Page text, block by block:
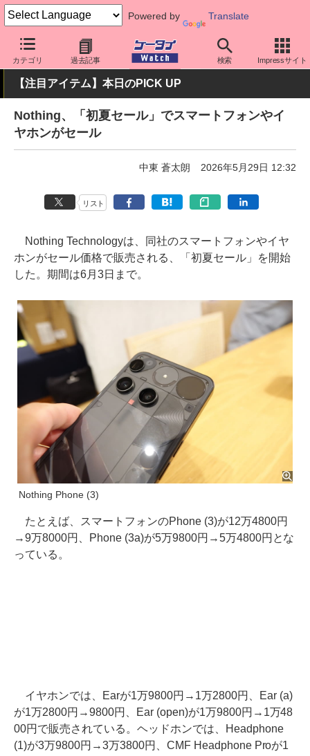
Powered by Translate
カテゴリ 過去記事 検索 Impressサイト
ケータイ Watch OS Android その他
【注目アイテム】本日のPICK UP
Nothing、「初夏セール」でスマートフォンやイ
ヤホンがセール
中東 蒼太朗 2026年5月29日 12:32
リスト
Nothing Technologyは、同社のスマートフォンやイヤ
ホンがセール価格で販売される、「初夏セール」を開始
した。期間は6月3日まで。
Nothing Phone (3)
たとえば、スマートフォンのPhone (3)が12万4800円
→9万8000円、Phone (3a)が5万9800円→5万4800円とな
っている。
イヤホンでは、Earが1万9800円→1万2800円、Ear (a)
が1万2800円→9800円、Ear (open)が1万9800円→1万48
00円で販売されている。ヘッドホンでは、Headphone
(1)が3万9800円→3万3800円、CMF Headphone Proが1